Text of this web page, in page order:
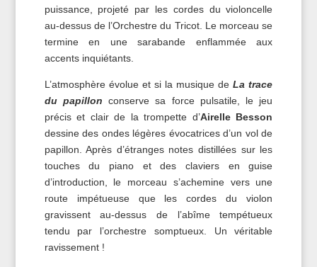
puissance, projeté par les cordes du violoncelle
au-dessus de l’Orchestre du Tricot. Le morceau se
termine en une sarabande enflammée aux
accents inquiétants.
L’atmosphère évolue et si la musique deLa trace
du papillon conserve sa force pulsatile, le jeu
précis et clair de la trompette d’Airelle Besson
dessine des ondes légères évocatrices d’un vol de
papillon. Après d’étranges notes distillées sur les
touches du piano et des claviers en guise
d’introduction, le morceau s’achemine vers une
route impétueuse que les cordes du violon
gravissent au-dessus de l’abîme tempétueux
tendu par l’orchestre somptueux. Un véritable
ravissement !